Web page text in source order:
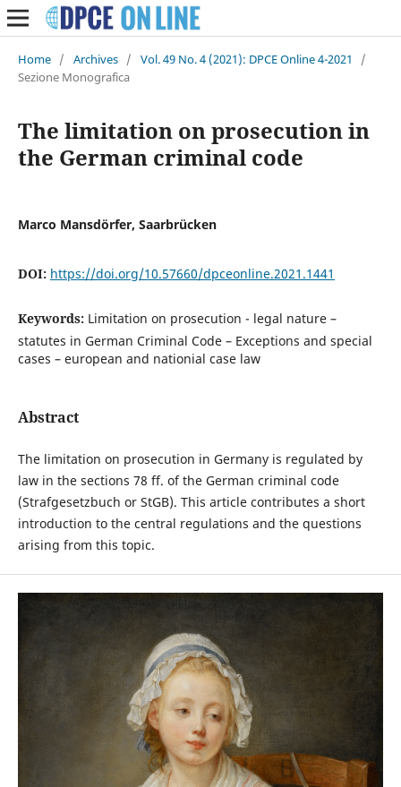
Home / Archives / Vol. 49 No. 4 (2021): DPCE Online 4-2021
/
Sezione Monografica
The limitation on prosecution in
the German criminal code
Marco Mansdörfer, Saarbrücken
DOI: https://doi.org/10.57660/dpceonline.2021.1441
Keywords: Limitation on prosecution - legal nature –
statutes in German Criminal Code – Exceptions and special
cases – european and nationial case law
Abstract
The limitation on prosecution in Germany is regulated by
law in the sections 78 ff. of the German criminal code
(Strafgesetzbuch or StGB). This article contributes a short
introduction to the central regulations and the questions
arising from this topic.